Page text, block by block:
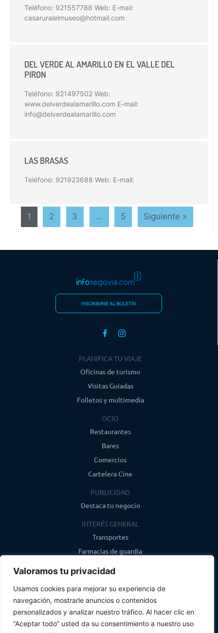
Valoramos tu privacidad
Usamos cookies para mejorar su experiencia de
navegación, mostrarle anuncios o contenidos
personalizados y analizar nuestro tráfico. Al hacer clic en
“Aceptar todo” usted da su consentimiento a nuestro uso
Teléfono: 921557788 Web: E-mail:
casaruralelmuseo@hotmail.com
DEL VERDE AL AMARILLO EN EL VALLE DEL
PIRON
Teléfono: 921497502 Web:
www.delverdealamarillo.com E-mail:
info@delverdealamarillo.com
LAS BRASAS
Teléfono: 921923688 Web: E-mail:
1 2 3 … 5 Siguiente »
INSCRIBIRSE AL BOLETÍN
PLANIFICA TU VIAJE
Oficinas de turismo
Visitas Guiadas
Folletos y multimedia
OCIO
Restaurantes
Bares
Comercios
Cartelera Cine
PUBLICIDAD
Destaca tu negocio
INTERÉS GENERAL
Transportes
Farmacias de guardia
CONTACTO
info@infosegovia.com